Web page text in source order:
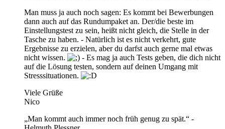
Man muss ja auch noch sagen: Es kommt bei Bewerbungen
dann auch auf das Rundumpaket an. Der/die beste im
Einstellungstest zu sein, heißt nicht gleich, die Stelle in der
Tasche zu haben. - Natürlich ist es nicht verkehrt, gute
Ergebnisse zu erzielen, aber du darfst auch gerne mal etwas
nicht wissen.
- Es mag ja auch Tests geben, die dich nicht
auf die Lösung testen, sondern auf deinen Umgang mit
Stresssituationen.
Viele Grüße
Nico
„Man kommt auch immer noch früh genug zu spät.“ -